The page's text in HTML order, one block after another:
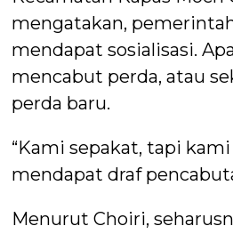
mengatakan,
mendapat sosialisasi.
mencabut perda, atau
perda baru.
“Kami sepakat, tapi
mendapat draf
Menurut Choiri,